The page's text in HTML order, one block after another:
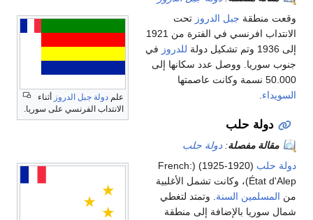
علم دولة جبل الدروز
أثناء
الانتداب الفرنسي على سوريا.
وقعت منطقة جبل الدروز تحت
الانتداب افرنسي في الفترة من 1921
إلى 1936 وتم تشكيل دولة
للدروز في
جنوب سوريا. ووصل عدد سكانها إلى
50.000 نسمة وكانت عاصمتها
السويداء
دولة حلب
مقالة مفصلة: دولة حلب
دولة حلب
(1920-1925) (French:
État d'Alep)، وكانت تشمل الأغلبية
من المسلمين السنة . وتمتد لتغطي
شمال سوريا بالإضافة إلى منطقة